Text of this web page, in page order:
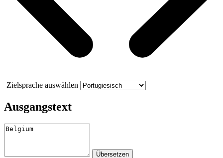
Zielsprache auswählen
Ausgangstext